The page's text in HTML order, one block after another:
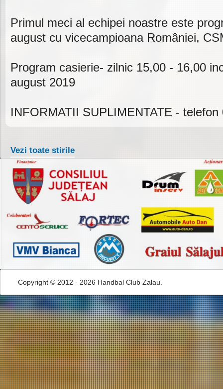
Primul meci al echipei noastre este
august cu vicecampioana României,
Program casierie- zilnic 15,00 - 16,00
august 2019
INFORMATII SUPLIMENTATE - telefon
Vezi toate stirile
Copyright © 2012 - 2026 Handbal Club Zalau.